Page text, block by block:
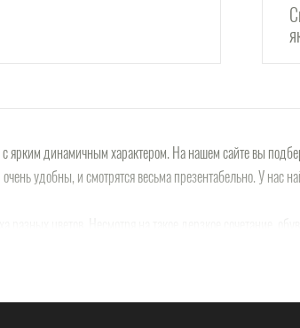
ярким динамичным характером. На нашем сайте вы
удобны, и смотрятся весьма презентабельно. У нас
черного. Оригинальные строчки и тщательная